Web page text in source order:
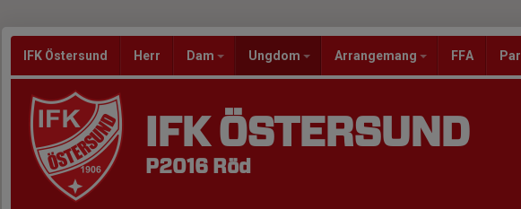
IFK Östersund Herr Dam Ungdom Arrangemang FFA
IFK ÖSTERSUND
P2016 Röd